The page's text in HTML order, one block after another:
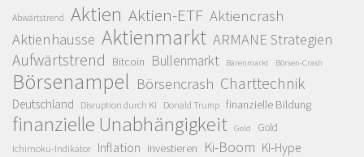
Abwärtstrend Aktien Aktien-ETF Aktiencrash
Aktienhausse Aktienmarkt ARMANE Strategien
Aufwärtstrend Bitcoin Bullenmarkt Bärenmarkt Börsen-Crash
Börsenampel Börsencrash Charttechnik
Deutschland Disruption durch KI Donald Trump finanzielle Bildung
finanzielle Unabhängigkeit Geld Gold
Ichimoku-Indikator Inflation investieren Ki-Boom KI-Hype